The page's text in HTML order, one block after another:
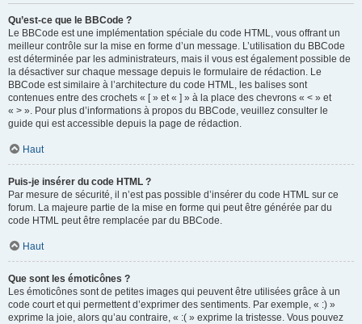
Qu’est-ce que le BBCode ?
Le BBCode est une implémentation spéciale du code HTML, vous offrant un
meilleur contrôle sur la mise en forme d’un message. L’utilisation du BBCode
est déterminée par les administrateurs, mais il vous est également possible de
la désactiver sur chaque message depuis le formulaire de rédaction. Le
BBCode est similaire à l’architecture du code HTML, les balises sont
contenues entre des crochets « [ » et « ] » à la place des chevrons « < » et
« > ». Pour plus d’informations à propos du BBCode, veuillez consulter le
guide qui est accessible depuis la page de rédaction.
Haut
Puis-je insérer du code HTML ?
Par mesure de sécurité, il n’est pas possible d’insérer du code HTML sur ce
forum. La majeure partie de la mise en forme qui peut être générée par du
code HTML peut être remplacée par du BBCode.
Haut
Que sont les émoticônes ?
Les émoticônes sont de petites images qui peuvent être utilisées grâce à un
code court et qui permettent d’exprimer des sentiments. Par exemple, « :) »
exprime la joie, alors qu’au contraire, « :( » exprime la tristesse. Vous pouvez